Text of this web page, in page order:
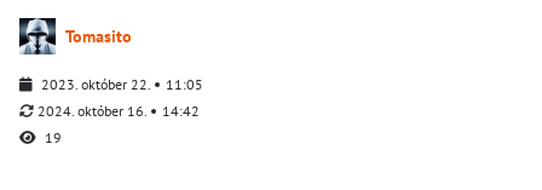
Tomasito
2023. október 22.
11:05
2024. október 16.
14:42
19